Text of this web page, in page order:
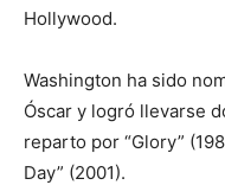
Hollywood.
Washington ha sido
Óscar y logró llevarse
reparto por “Glory”
Day” (2001).